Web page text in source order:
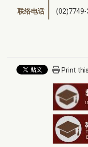
联络电话 (02)7749-
Print